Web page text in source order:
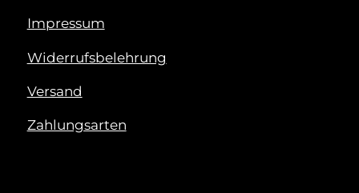
Impressum
Widerrufsbelehrung
Versand
Zahlungsarten